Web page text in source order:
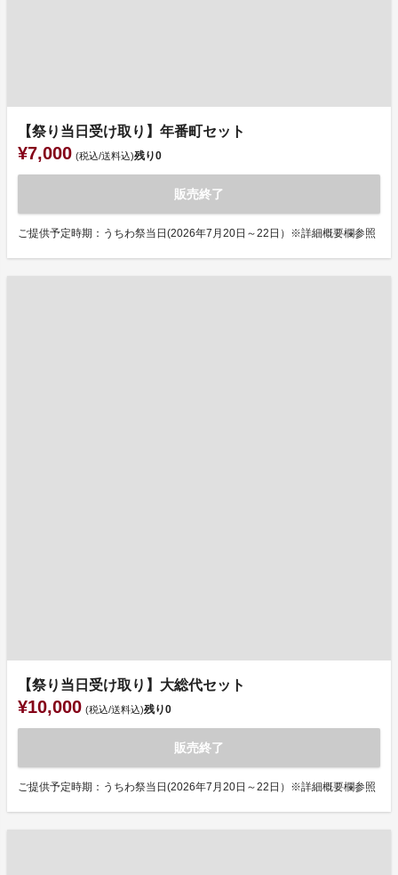
【祭り当日受け取り】年番町セット
¥7,000 (税込/送料込)残り0
販売終了
ご提供予定時期：うちわ祭当日(2026年7月20日～22日）※詳細概要欄参照
【祭り当日受け取り】大総代セット
¥10,000 (税込/送料込)残り0
販売終了
ご提供予定時期：うちわ祭当日(2026年7月20日～22日）※詳細概要欄参照